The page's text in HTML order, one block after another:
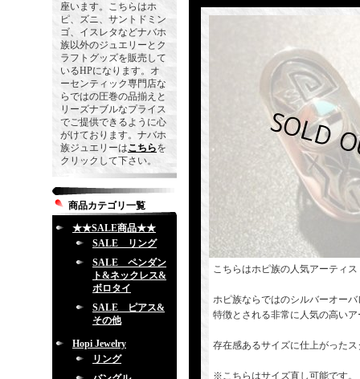
座います。こちらはホ
ピ、ズニ、サントドミン
ゴ、イスレタなどナバホ
族以外のジュエリーとク
ラフトグッズを販売して
いるHPになります。オ
ーセンティック専門店な
らではの圧巻の品揃えと
リーズナブルなプライス
でご提供できるように心
がけております。ナバホ
族ジュエリーはこちらを
クリックして下さい。
商品カテゴリ一覧
★★SALE商品★★
SALE リング
SALE ペンダン
ト&ネックレス&
ボロタイ
SALE ピアス&
その他
Hopi Jewelry
リング
こちらはホピ族の人気アーティ
ホピ族ならではのシルバーオー
特徴とされる非常に人気の高い
存在感あるサイズに仕上がった
※こちらはサイズ直し可能です